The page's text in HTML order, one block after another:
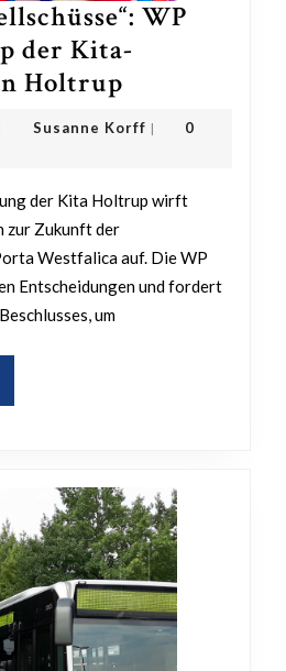
WP
der Kita-
Holtrup
WP
Stopp
der
Kita-
21.
Susanne KorffSusanne
|
0
zur Zukunft der
Westfalica auf. Die WP
Entscheidungen und fordert
um